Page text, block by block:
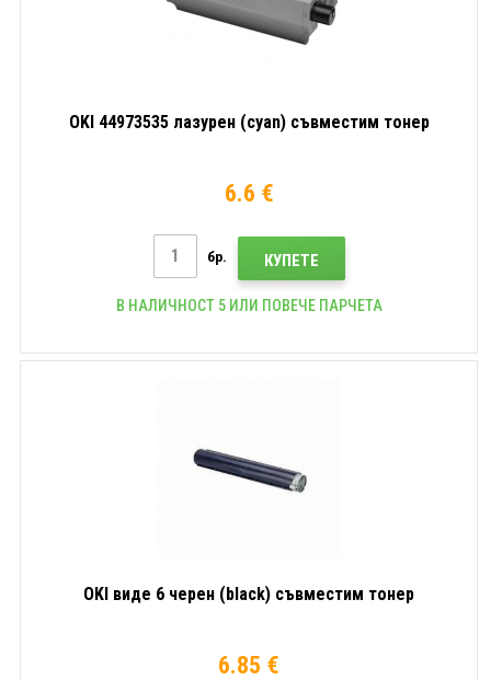
OKI 44973535 лазурен (cyan) съвместим тонер
6.6 €
бр. КУПЕТЕ
В НАЛИЧНОСТ 5 ИЛИ ПОВЕЧЕ ПАРЧЕТА
OKI видe 6 черен (black) съвместим тонер
6.85 €